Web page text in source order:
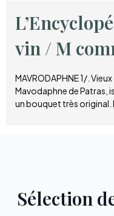
vin / M
MAVRODAPHNE 1/.
Mavodaphne de Patras,
un bouquet très original.
Sélection